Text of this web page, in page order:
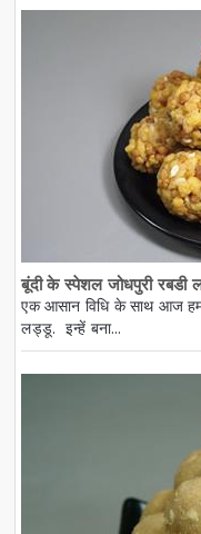
बूंदी के स्पेशल जोधपुरी
एक आसान विधि के साथ आज हम
लड्डू. इन्हें बना...